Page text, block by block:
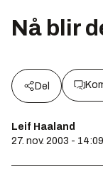
Nå blir
Del
Leif Haaland
27. nov. 2003 - 14:09